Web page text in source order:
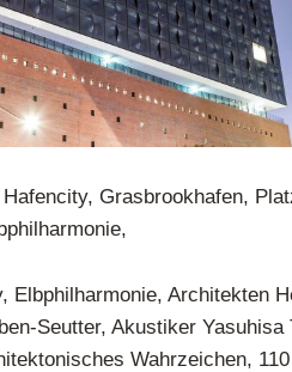
Grasbrookhafen,
Elbphilharmonie, Architekten
Seutter, Akustiker Yasuhisa
Wahrzeichen,